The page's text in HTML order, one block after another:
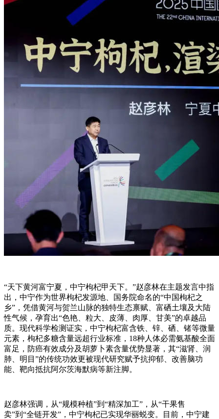
“天下黄河富宁夏，中宁枸杞甲天下。”赵彦林在主题发言中指
出，中宁作为世界枸杞发源地、国务院命名的“中国枸杞之
乡”，凭借黄河与贺兰山脉的独特生态禀赋、富硒土壤及大陆
性气候，孕育出“色艳、粒大、皮薄、肉厚、甘美”的卓越品
质。现代科学检测证实，中宁枸杞富含铁、锌、硒、锗等微量
元素，枸杞多糖含量远超行业标准，18种人体必需氨基酸全面
富足，防癌有效成分及胡萝卜素含量优势显著，其“滋肾、润
肺、明目”的传统功效更被现代研究赋予抗抑郁、改善脑功
能、靶向抵抗阿尔茨海默病等新注脚。
赵彦林强调，从“规模种植”到“精深加工”，从“干果售
卖”到“全链开发”，中宁枸杞已实现华丽蜕变。目前，中宁建